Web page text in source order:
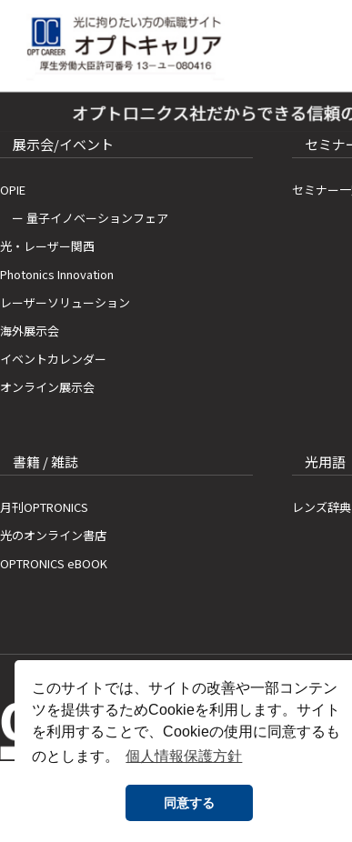
このサイトでは、サイトの改善や一部コンテン
ツを提供するためCookieを利用します。サイト
を利用することで、Cookieの使用に同意するも
のとします。
個人情報保護方針
同意する
展示会/イベント
OPIE
ー 量子イノベーションフェア
光・レーザー関西
Photonics Innovation
レーザーソリューション
海外展示会
イベントカレンダー
オンライン展示会
セミナ
セミナー
書籍 / 雑誌
月刊OPTRONICS
光のオンライン書店
OPTRONICS eBOOK
光用語
レンズ辞